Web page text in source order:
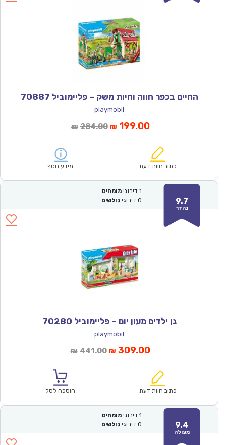
החיים בכפר חווה וחיות משק – פליימוביל 70887
playmobil
₪ 284.00המחיר
₪284.00.
₪ 199.00המחיר
הוא:
כתוב חוות דעת מידע נוסף
9.7
נהדר
1 דירוגי מומחים
0 דירוגי גולשים
גן ילדים מעון יום – פליימוביל 70280
playmobil
₪ 441.00המחיר
₪441.00.
₪ 309.00המחיר
הוא:
כתוב חוות דעת הוספה לסל
9.4
מעולה
1 דירוגי מומחים
0 דירוגי גולשים